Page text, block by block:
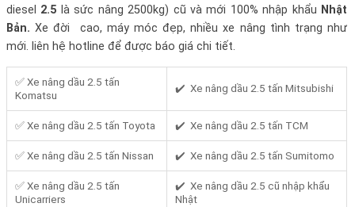
diesel 2.5 là sức nâng 2500kg) cũ và mới 100% nhập khẩu Nhật
Bản.Xe đời cao, máy móc đẹp, nhiều xe nâng tình trạng như
mới. liên hệ hotline để được báo giá chi tiết.
✅ Xe nâng dầu 2.5 tấn
Komatsu
✔️ Xe nâng dầu 2.5 tấn Mitsubishi
✅ Xe nâng dầu 2.5 tấn Toyota ✔️ Xe nâng dầu 2.5 tấn TCM
✅ Xe nâng dầu 2.5 tấn Nissan ✔️ Xe nâng dầu 2.5 tấn Sumitomo
✅ Xe nâng dầu 2.5 tấn
Unicarriers
✔️ Xe nâng dầu 2.5 cũ nhập khẩu
Nhật